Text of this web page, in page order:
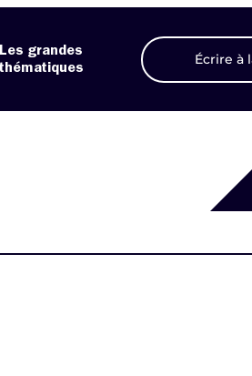
Les grandes
thématiques
Écrire à